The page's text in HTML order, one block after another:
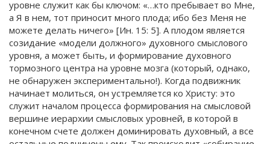
уровне служит как бы ключом: «…кто пребывает во Мне,
а Я в нем, тот приносит много плода; ибо без Меня не
можете делать ничего» [Ин. 15: 5]. А плодом является
созидание «модели должного» духовного смыслового
уровня, а может быть, и формирование духовного
тормозного центра на уровне мозга (который, однако,
не обнаружен экспериментально!). Когда подвижник
начинает молиться, он устремляется ко Христу: это
служит началом процесса формирования на смысловой
вершине иерархии смысловых уровней, в которой в
конечном счете должен доминировать духовный, а все